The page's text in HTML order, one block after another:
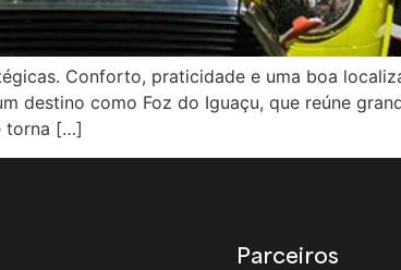
Conforto, praticidade e uma boa
destino como Foz do Iguaçu, que reúne
torna […]
Parceiros